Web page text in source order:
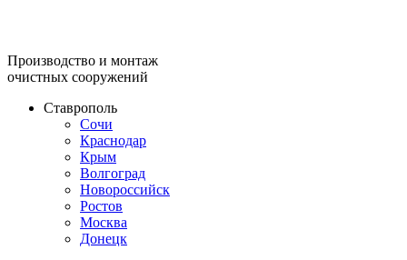
Производство и монтаж
очистных сооружений
Ставрополь
Сочи
Краснодар
Крым
Волгоград
Новороссийск
Ростов
Москва
Донецк